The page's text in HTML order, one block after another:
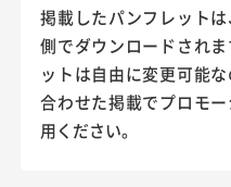
掲載したパンフレット
側でダウンロードされ
ットは自由に変更可能
合わせた掲載でプロモ
用ください。